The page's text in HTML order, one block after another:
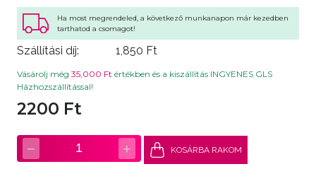
Ha most megrendeled, a következő munkanapon már kezedben
tarthatod a csomagot!
Szállítási díj: 1,850 Ft
Vásárolj még 35,000 Ft értékben és a kiszállítás INGYENES GLS
Házhozszállítással!
2200 Ft
− 1 + KOSÁRBA RAKOM